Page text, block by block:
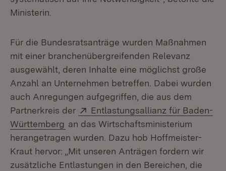
Ministerin.
Für die Bundesratsanträge wurden Maßnahmen
mit einer branchenübergreifenden Relevanz
ausgewählt, deren Inhalte eine möglichst große
Anzahl an Unternehmen betreffen. Dabei wurden
auch Anregungen aufgegriffen, die aus dem
Partnerkreis der
Extern:
Entlastungsallianz für Baden-
Württemberg (Öffnet in neuem Fenster)
an das Wirtschaftsministerium
herangetragen wurden. Dazu hob Hoffmeister-
Kraut hervor: „Mit unseren Anträgen fordern wir
zusätzliche Entlastungen in den Bereichen, die